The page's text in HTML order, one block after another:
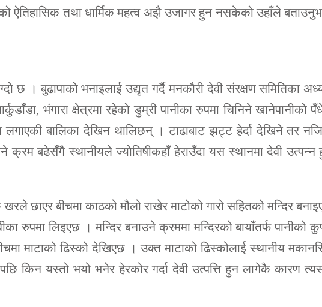
ऐतिहासिक तथा धार्मिक महत्व अझै उजागर हुन नसकेको उहाँले
छ । बुढापाको भनाइलाई उद्यृत गर्दै मनकौरी देवी संरक्षण समितिका
भंगारा क्षेत्रमा रहेको डुम्री पानीका रुपमा चिनिने खानेपानीको
बालिका देखिन थालिछन् । टाढाबाट झट्ट हेर्दा देखिने तर
क्रम बढेसँगै स्थानीयले ज्योतिषीकहाँ हेराउँदा यस स्थानमा देवी उत्पन्न
छाएर बीचमा काठको मौलो राखेर माटोको गारो सहितको मन्दिर
रुपमा लिइएछ । मन्दिर बनाउने क्रममा मन्दिरको बायाँतर्फ पानीको
माटाको ढिस्को देखिएछ । उक्त माटाको ढिस्कोलाई स्थानीय
किन यस्तो भयो भनेर हेरकोर गर्दा देवी उत्पत्ति हुन लागेकै कारण